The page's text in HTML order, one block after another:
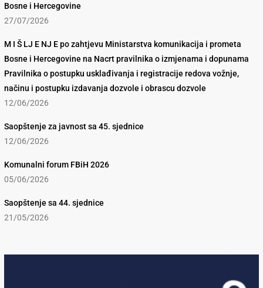
Bosne i Hercegovine
27/07/2026
M I Š LJ E NJ E po zahtjevu Ministarstva komunikacija i prometa
Bosne i Hercegovine na Nacrt pravilnika o izmjenama i dopunama
Pravilnika o postupku usklađivanja i registracije redova vožnje,
načinu i postupku izdavanja dozvole i obrascu dozvole
12/06/2026
Saopštenje za javnost sa 45. sjednice
12/06/2026
Komunalni forum FBiH 2026
05/06/2026
Saopštenje sa 44. sjednice
21/05/2026